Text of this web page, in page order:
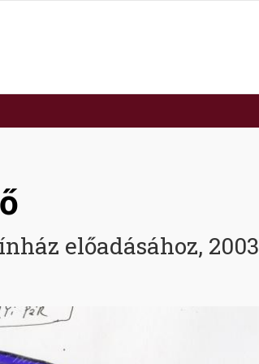
előadásához, 2003